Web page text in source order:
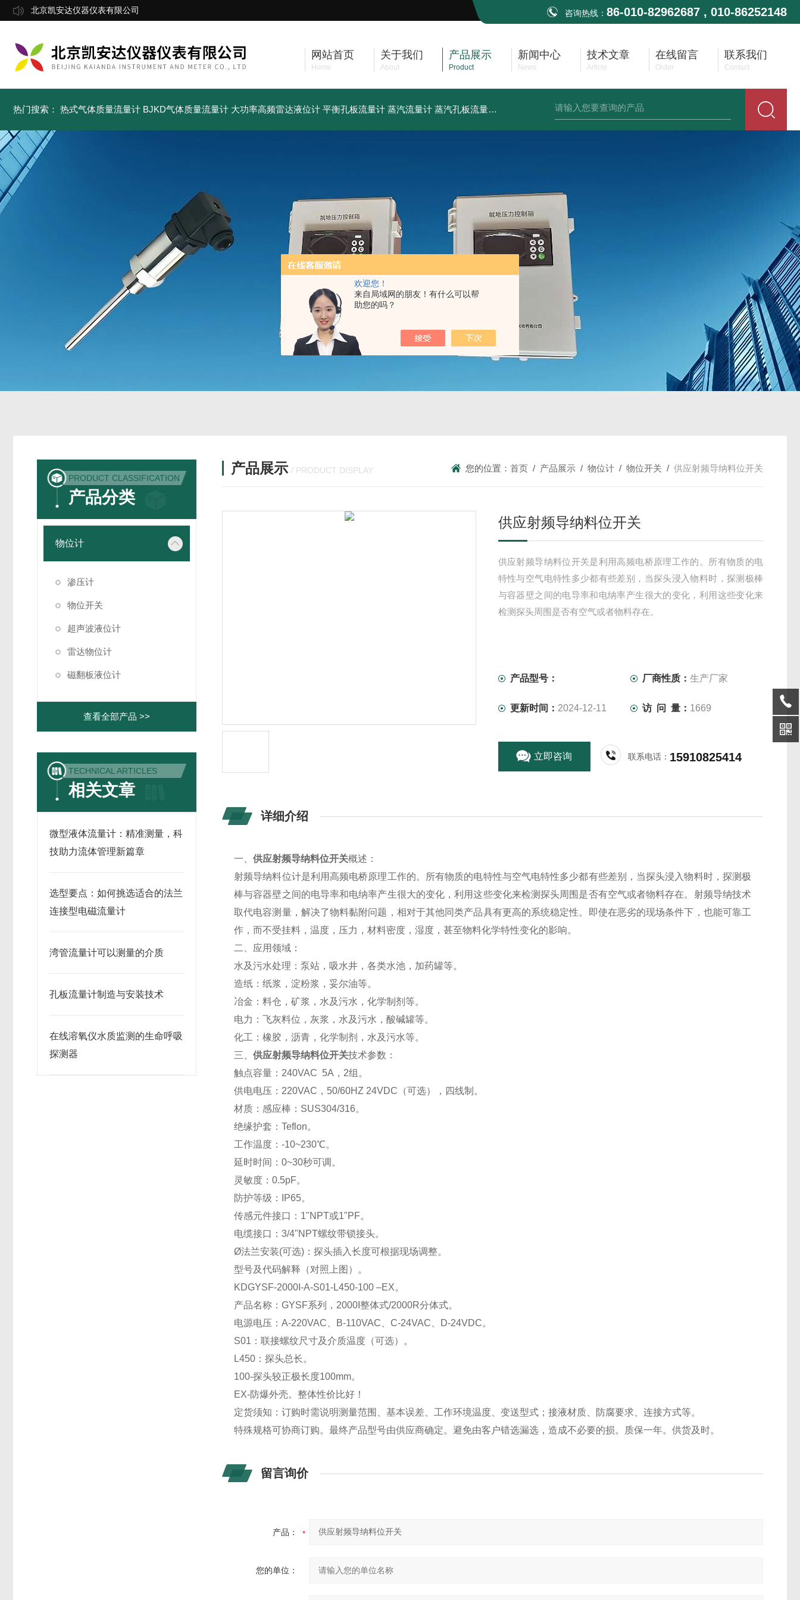
欢迎您！
来自局域网的朋友！有什么可以帮
助您的吗？
北京凯安达仪器仪表有限公司 咨询热线： 86-010-82962687 , 010-86252148
网站首页
Home
关于我们
About
产品展示
Product
新闻中心
News
技术文章
Article
在线留言
Order
联系我们
Contact
热门搜索： 热式气体质量流量计 BJKD气体质量流量计 大功率高频雷达液位计 平衡孔板流量计 蒸汽流量计 蒸汽孔板流量计 供应卫生齐平膜压力变送器 供应耐高温压力变送器 供应防堵无腔压力变送器
PRODUCT CLASSIFICATION
产品分类
物位计
渗压计
物位开关
超声波液位计
雷达物位计
磁翻板液位计
查看全部产品 >>
TECHNICAL ARTICLES
相关文章
微型液体流量计：精准测量，科
技助力流体管理新篇章
选型要点：如何挑选适合的法兰
连接型电磁流量计
湾管流量计可以测量的介质
孔板流量计制造与安装技术
在线溶氧仪水质监测的生命呼吸
探测器
产品展示 / PRODUCT DISPLAY 您的位置： 首页 / 产品展示 / 物位计 / 物位开关 / 供应射频导纳料位开关
供应射频导纳料位开关
供应射频导纳料位开关是利用高频电桥原理工作的。所有物质的电
特性与空气电特性多少都有些差别，当探头浸入物料时，探测极棒
与容器壁之间的电导率和电纳率产生很大的变化，利用这些变化来
检测探头周围是否有空气或者物料存在。
产品型号： 厂商性质：生产厂家
更新时间： 2024-12-11 访 问 量： 1669
立即咨询 联系电话： 15910825414
详细介绍
一、供应射频导纳料位开关概述：
射频导纳料位计是利用高频电桥原理工作的。所有物质的电特性与空气电特性多少都有些差别，当探头浸入物料时，探测极
棒与容器壁之间的电导率和电纳率产生很大的变化，利用这些变化来检测探头周围是否有空气或者物料存在。射频导纳技术
取代电容测量，解决了物料黏附问题，相对于其他同类产品具有更高的系统稳定性。即使在恶劣的现场条件下，也能可靠工
作，而不受挂料，温度，压力，材料密度，湿度，甚至物料化学特性变化的影响。
二、应用领域：
水及污水处理：泵站，吸水井，各类水池，加药罐等。
造纸：纸浆，淀粉浆，妥尔油等。
冶金：料仓，矿浆，水及污水，化学制剂等。
电力：飞灰料位，灰浆，水及污水，酸碱罐等。
化工：橡胶，沥青，化学制剂，水及污水等。
三、供应射频导纳料位开关技术参数：
触点容量：240VAC 5A，2组。
供电电压：220VAC，50/60HZ 24VDC（可选），四线制。
材质：感应棒：SUS304/316。
绝缘护套：Teflon。
工作温度：-10~230℃。
延时时间：0~30秒可调。
灵敏度：0.5pF。
防护等级：IP65。
传感元件接口：1"NPT或1"PF。
电缆接口：3/4"NPT螺纹带锁接头。
Ø法兰安装(可选)：探头插入长度可根据现场调整。
型号及代码解释（对照上图）。
KDGYSF-2000I-A-S01-L450-100 –EX。
产品名称：GYSF系列，2000I整体式/2000R分体式。
电源电压：A-220VAC、B-110VAC、C-24VAC、D-24VDC。
S01：联接螺纹尺寸及介质温度（可选）。
L450：探头总长。
100-探头较正极长度100mm。
EX-防爆外壳。整体性价比好！
定货须知：订购时需说明测量范围、基本误差、工作环境温度、变送型式；接液材质、防腐要求、连接方式等。
特殊规格可协商订购。最终产品型号由供应商确定。避免由客户错选漏选，造成不必要的损。质保一年。供货及时。
留言询价
产品：
您的单位：